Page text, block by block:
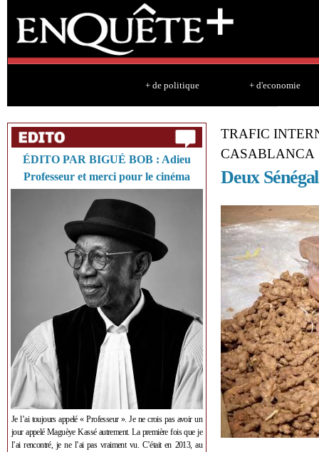
+ de politique + d'economie
ÉDITO PAR BIGUÉ BOB : Adieu
Professeur et merci pour le cinéma
Je l’ai toujours appelé « Professeur ». Je ne crois pas avoir un
jour appelé Maguèye Kassé autrement. La première fois que je
l’ai rencontré, je ne l’ai pas vraiment vu. C’était en 2013, au
TRAFIC
Deux